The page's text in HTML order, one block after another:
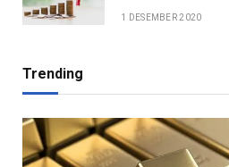
1 DESEMBER 2020
Trending